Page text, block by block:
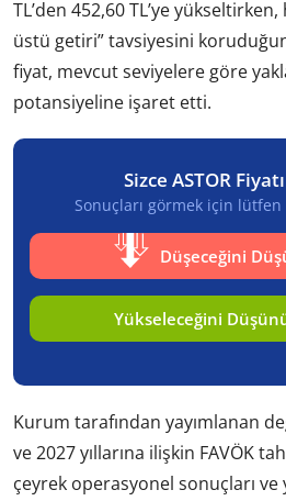
TL’den 452,60 TL’ye
üstü getiri” tavsiyesini
fiyat, mevcut seviyelere göre
potansiyeline işaret etti.
Sizce ASTOR
Sonuçları görmek için lütfen
Düşeceğini
Yükseleceğini
Kurum tarafından yayımlanan
ve 2027 yıllarına ilişkin FAVÖK
çeyrek operasyonel sonuçları ve